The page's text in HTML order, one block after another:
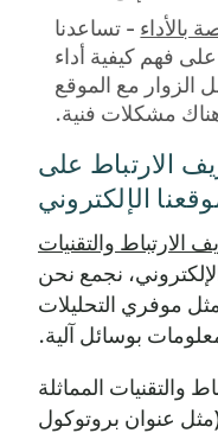
بالأداء - تساعدنا
فهم كيفية أداء
الزوار مع الموقع
هناك مشكلات فنية.
الارتباط على
الإلكتروني
الارتباط والتقنيات
نجمع نحن
موفري التحليلات
بوسائل آلية.
والتقنيات المماثلة
عنوان بروتوكول